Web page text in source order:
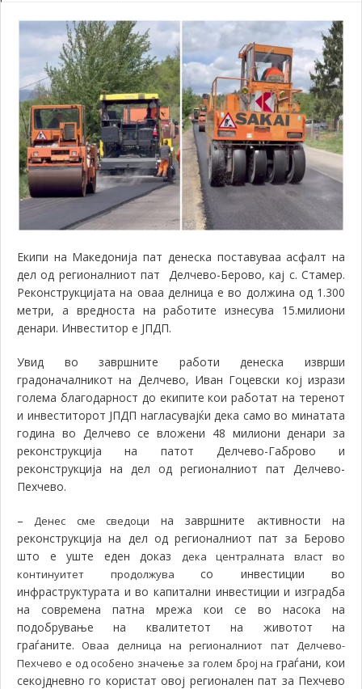
Екипи на Македонија пат денеска поставуваа асфалт на
дел од регионалниот пат Делчево-Берово, кај с. Стамер.
Реконструкцијата на оваа делница е во должина од 1.300
метри, а вредноста на работите изнесува 15.милиони
денари. Инвеститор е ЈПДП.
Увид во завршните работи денеска изврши
градоначалникот на Делчево, Иван Гоцевски кој изрази
голема благодарност до екипите кои работат на теренот
и инвеститорот ЈПДП нагласувајќи дека само во минатата
година во Делчево се вложени 48 милиони денари за
реконструкција на патот Делчево-Габрово и
реконструкција на дел од регионалниот пат Делчево-
Пехчево.
– Денес сме сведоци на завршните активности на
реконструкција на дел од регионалниот пат за Берово
што е уште еден доказ дека централната власт во
континуитет продолжува со инвестиции во
инфраструктурата и во капитални инвестиции и изградба
на современа патна мрежа кои се во насока на
подобрување на квалитетот на животот на
граѓаните. Оваа делница на регионалниот пат Делчево-
Пехчево е од особено значење за голем број награѓани, кои
секојдневно го користат овој регионален пат за Пехчево